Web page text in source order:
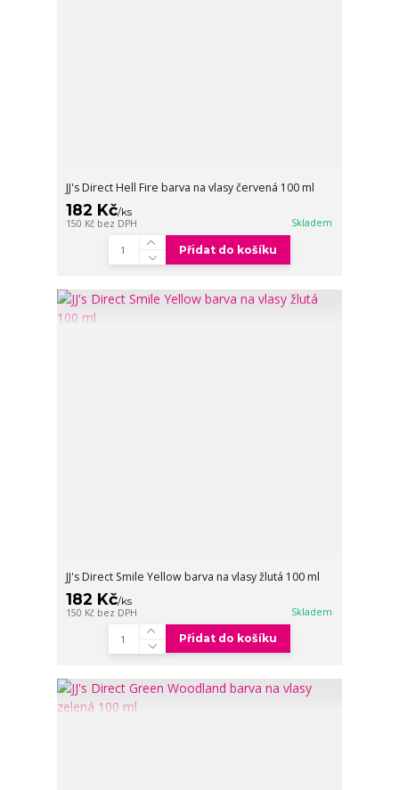
JJ's Direct Hell Fire barva na vlasy červená 100 ml
182 Kč/ks
150 Kč bez DPH Skladem
Přidat do košíku
JJ's Direct Smile Yellow barva na vlasy žlutá 100 ml
182 Kč/ks
150 Kč bez DPH Skladem
Přidat do košíku